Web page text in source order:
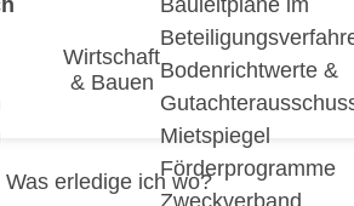
Wirtschaft
& Bauen
Bodenrichtwerte &
Mietspiegel
Förderprogramme
Zweckverband
Was erledige ich wo?